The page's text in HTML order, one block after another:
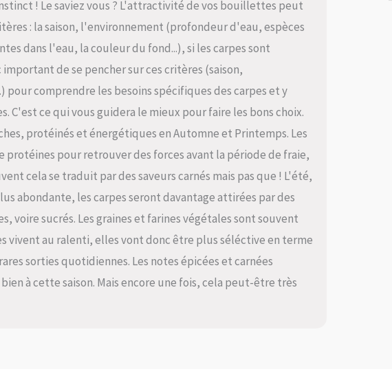
! Le saviez vous ? L'attractivité de vos bouillettes peut
: la saison, l'environnement (profondeur d'eau, espèces
dans l'eau, la couleur du fond...), si les carpes sont
de se pencher sur ces critères (saison,
comprendre les besoins spécifiques des carpes et y
C'est ce qui vous guidera le mieux pour faire les bons choix.
protéinés et énergétiques en Automne et Printemps. Les
protéines pour retrouver des forces avant la période de fraie,
cela se traduit par des saveurs carnés mais pas que ! L'été,
abondante, les carpes seront davantage attirées par des
voire sucrés. Les graines et farines végétales sont souvent
vivent au ralenti, elles vont donc être plus séléctive en terme
sorties quotidiennes. Les notes épicées et carnées
à cette saison. Mais encore une fois, cela peut-être très